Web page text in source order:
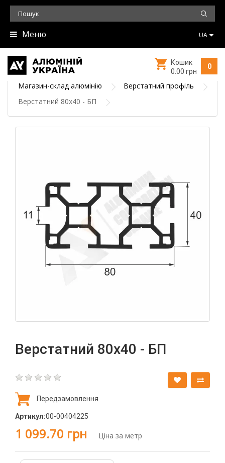
Меню UA
0
Кошик
0.00 грн
Магазин-склад алюмінію
Верстатний профіль
Верстатний 80х40 - БП
Верстатний 80х40 - БП
Передзамовлення
Артикул:00-00404225
1 099.70 грн Ціна за метр